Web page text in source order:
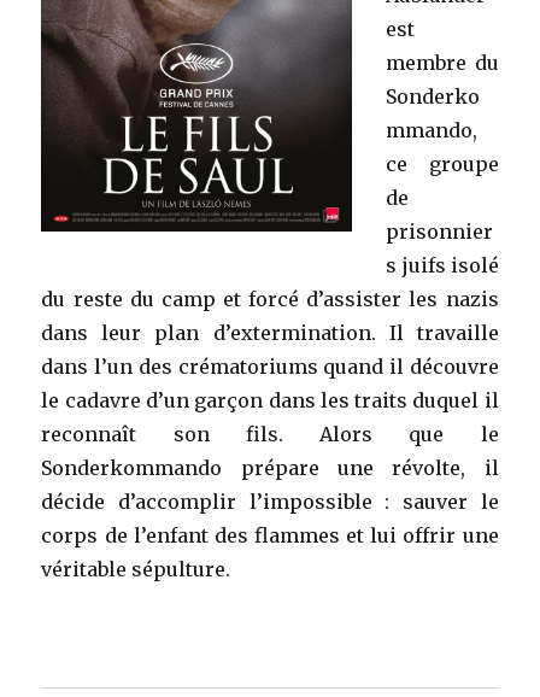
est
membre du
Sonderko
mmando,
ce groupe
de
prisonnier
s juifs isolé
du reste du camp et forcé d’assister les nazis
dans leur plan d’extermination. Il travaille
dans l’un des crématoriums quand il découvre
le cadavre d’un garçon dans les traits duquel il
reconnaît son fils. Alors que le
Sonderkommando prépare une révolte, il
décide d’accomplir l’impossible : sauver le
corps de l’enfant des flammes et lui offrir une
véritable sépulture.